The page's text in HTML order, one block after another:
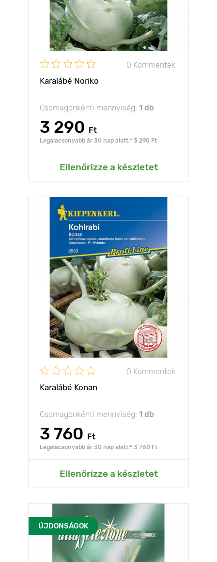
0 Kommentek
Karalábé Noriko
Csomagonkénti mennyiség: 1 db
3 290 Ft
Legalacsonyabb ár 30 nap alatt:* 3 290 Ft
Ellenőrizze a készletet
0 Kommentek
Karalábé Konan
Csomagonkénti mennyiség: 1 db
3 760 Ft
Legalacsonyabb ár 30 nap alatt:* 3 760 Ft
Ellenőrizze a készletet
ÚJDONSÁGOK